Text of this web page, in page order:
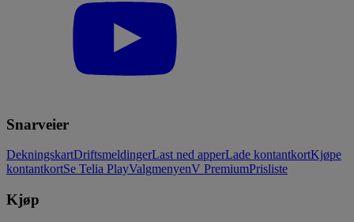
Snarveier
DekningskartDriftsmeldingerLast ned apperLade kontantkortKjøpe
kontantkortSe Telia PlayValgmenyenV PremiumPrisliste
Kjøp